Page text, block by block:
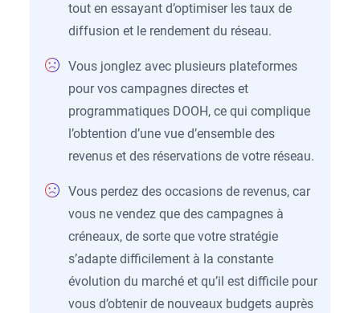
tout en essayant d’optimiser les taux de
diffusion et le rendement du réseau.
Vous jonglez avec plusieurs plateformes
pour vos campagnes directes et
programmatiques DOOH, ce qui complique
l’obtention d’une vue d’ensemble des
revenus et des réservations de votre réseau.
Vous perdez des occasions de revenus, car
vous ne vendez que des campagnes à
créneaux, de sorte que votre stratégie
s’adapte difficilement à la constante
évolution du marché et qu’il est difficile pour
vous d’obtenir de nouveaux budgets auprès